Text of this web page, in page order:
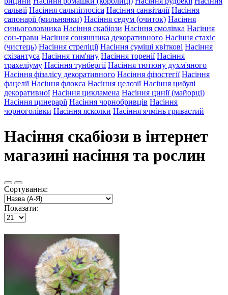
сальвії Насіння сальпіглосіса Насіння санвіталії Насіння
сапонарії (мильнянки) Насіння седум (очиток) Насіння
синьоголовника Насіння скабіози Насіння смолівка Насіння
сон-трави Насіння соняшника декоративного Насіння стахіс
(чистець) Насіння стреліції Насіння суміші квіткові Насіння
схізантуса Насіння тим'яну Насіння торенії Насіння
трахеліуму Насіння тунбергії Насіння тютюну духм'яного
Насіння фізалісу декоративного Насіння фізостегії Насіння
фацелії Насіння флокса Насіння целозії Насіння цибулі
декоративної Насіння цикламена Насіння цинії (майорці)
Насіння цинерарії Насіння чорнобривців Насіння
чорноголівки Насіння ясколки Насіння ячмінь гривастий
Насіння скабіози в інтернет
магазині насіння та рослин
Сортування:
Показати: